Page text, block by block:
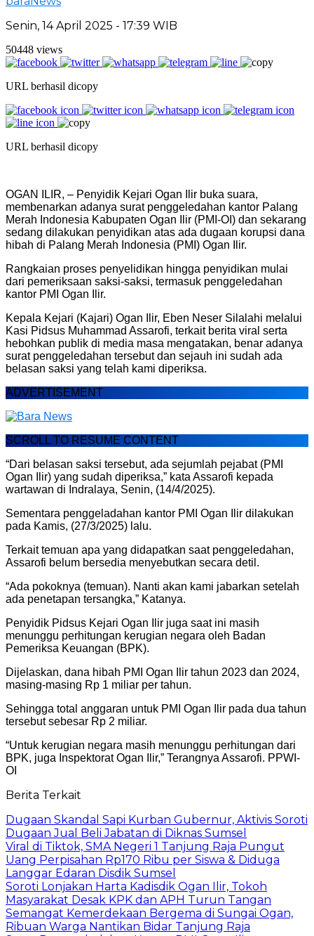
Senin, 14 April 2025 - 17:39 WIB
50448 views
URL berhasil dicopy
URL berhasil dicopy
OGAN ILIR, – Penyidik Kejari Ogan Ilir buka suara,
membenarkan adanya surat penggeledahan kantor Palang
Merah Indonesia Kabupaten Ogan Ilir (PMI-OI) dan sekarang
sedang dilakukan penyidikan atas ada dugaan korupsi dana
hibah di Palang Merah Indonesia (PMI) Ogan Ilir.
Rangkaian proses penyelidikan hingga penyidikan mulai
dari pemeriksaan saksi-saksi, termasuk penggeledahan
kantor PMI Ogan Ilir.
Kepala Kejari (Kajari) Ogan Ilir, Eben Neser Silalahi melalui
Kasi Pidsus Muhammad Assarofi, terkait berita viral serta
hebohkan publik di media masa mengatakan, benar adanya
surat penggeledahan tersebut dan sejauh ini sudah ada
belasan saksi yang telah kami diperiksa.
ADVERTISEMENT
SCROLL TO RESUME CONTENT
“Dari belasan saksi tersebut, ada sejumlah pejabat (PMI
Ogan Ilir) yang sudah diperiksa,” kata Assarofi kepada
wartawan di Indralaya, Senin, (14/4/2025).
Sementara penggeladahan kantor PMI Ogan Ilir dilakukan
pada Kamis, (27/3/2025) lalu.
Terkait temuan apa yang didapatkan saat penggeledahan,
Assarofi belum bersedia menyebutkan secara detil.
“Ada pokoknya (temuan). Nanti akan kami jabarkan setelah
ada penetapan tersangka,” Katanya.
Penyidik Pidsus Kejari Ogan Ilir juga saat ini masih
menunggu perhitungan kerugian negara oleh Badan
Pemeriksa Keuangan (BPK).
Dijelaskan, dana hibah PMI Ogan Ilir tahun 2023 dan 2024,
masing-masing Rp 1 miliar per tahun.
Sehingga total anggaran untuk PMI Ogan Ilir pada dua tahun
tersebut sebesar Rp 2 miliar.
“Untuk kerugian negara masih menunggu perhitungan dari
BPK, juga Inspektorat Ogan Ilir,” Terangnya Assarofi. PPWI-
OI
Berita Terkait
Dugaan Skandal Sapi Kurban Gubernur, Aktivis Soroti
Dugaan Jual Beli Jabatan di Diknas Sumsel
Viral di Tiktok, SMA Negeri 1 Tanjung Raja Pungut
Uang Perpisahan Rp170 Ribu per Siswa & Diduga
Langgar Edaran Disdik Sumsel
Soroti Lonjakan Harta Kadisdik Ogan Ilir, Tokoh
Masyarakat Desak KPK dan APH Turun Tangan
Semangat Kemerdekaan Bergema di Sungai Ogan,
Ribuan Warga Nantikan Bidar Tanjung Raja